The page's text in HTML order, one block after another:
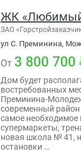
ЖК
ЗАО
ул С. Преминина,
От 3 800 700
Дом будет
востребованных
Преминина-
современный район
самое необходимое
супермаркеты,
новая школа № 41,
остановки …